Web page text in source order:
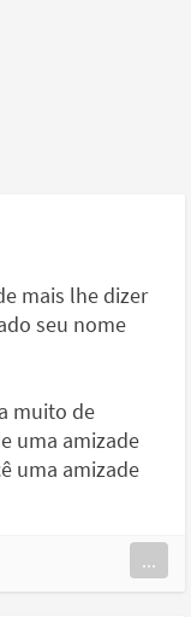
mais lhe dizer
seu nome
muito de
uma amizade
uma amizade
...